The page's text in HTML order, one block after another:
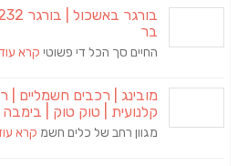
בר
החיים סך הכל די פשוטי קרא
מובינג | רכבים חשמליים |
קלנועית | טוק טוק | בימבה
מגוון רחב של כלים חשמ קרא